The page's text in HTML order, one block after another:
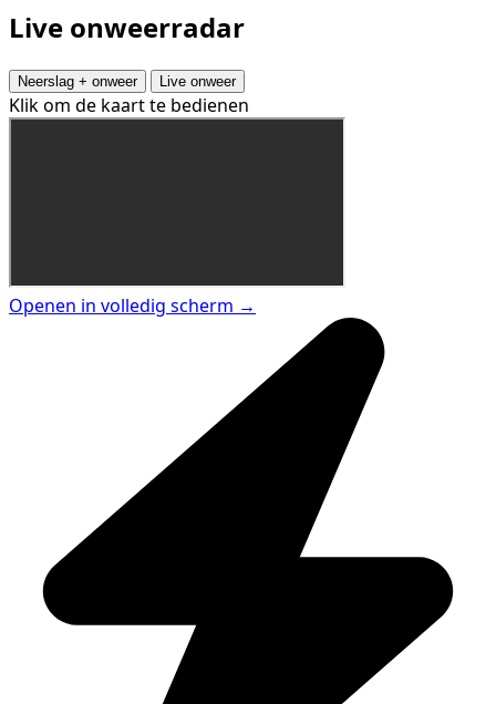
Live onweerradar
Neerslag + onweer Live onweer
Klik om de kaart te bedienen
Openen in volledig scherm →